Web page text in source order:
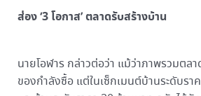
ส่อง ‘3 โอกาส’ ตลาดรับสร้างบ้าน
นายโอฬาร กล่าวต่อว่า แม้ว่าภาพรวมตล
ของกำลังซื้อ แต่ในเซ็กเมนต์บ้านระดับรา